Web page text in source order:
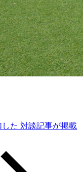
た 対談記事が掲載